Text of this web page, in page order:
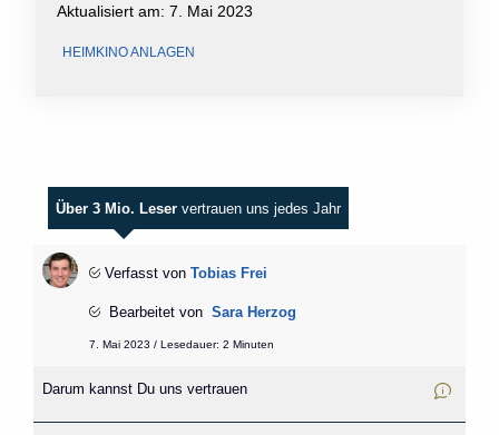
Aktualisiert am: 7. Mai 2023
HEIMKINO ANLAGEN
Über 3 Mio. Leser vertrauen uns jedes Jahr
Verfasst von Tobias Frei
Bearbeitet von Sara Herzog
7. Mai 2023 / Lesedauer: 2 Minuten
Darum kannst Du uns vertrauen